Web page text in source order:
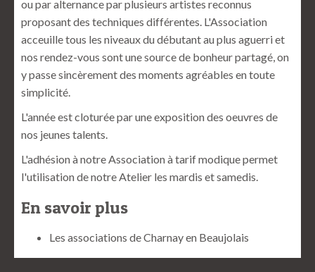
ou par alternance par plusieurs artistes reconnus
proposant des techniques différentes. L'Association
acceuille tous les niveaux du débutant au plus aguerri et
nos rendez-vous sont une source de bonheur partagé, on
y passe sincèrement des moments agréables en toute
simplicité.
L'année est cloturée par une exposition des oeuvres de
nos jeunes talents.
L'adhésion à notre Association à tarif modique permet
l'utilisation de notre Atelier les mardis et samedis.
En savoir plus
Les associations de Charnay en Beaujolais